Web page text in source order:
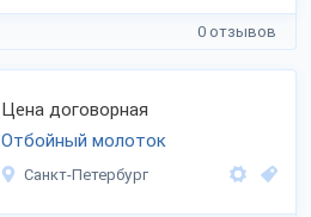
0 отзывов
Цена договорная
Отбойный молоток
Санкт-Петербург